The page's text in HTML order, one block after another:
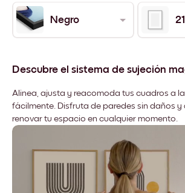
Negro
Descubre el sistema de sujeción
Alinea, ajusta y reacomoda tus cuadros a
fácilmente. Disfruta de paredes sin daños
renovar tu espacio en cualquier momento.